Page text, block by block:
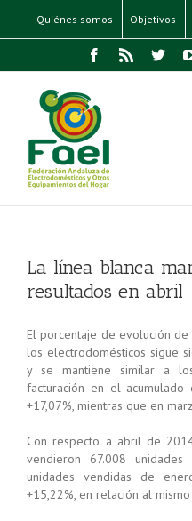
Quiénes somos Objetivos
La línea blanca
resultados en abril
El porcentaje de evolución
los electrodomésticos sigue
y se mantiene similar a
facturación en el
+17,07%, mientras que en
Con respecto a abril de
vendieron 67.008 unidades
unidades vendidas de
+15,22%, en relación al